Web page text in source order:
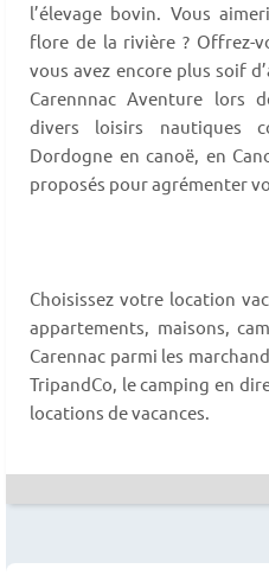
l’élevage bovin. Vous
flore de la rivière ? Offrez-
vous avez encore plus soif
Carennnac Aventure lors
divers loisirs nautiques
Dordogne en canoë, en
proposés pour agrémenter
Choisissez votre location
appartements, maisons,
Carennac parmi les
TripandCo, le camping en
locations de vacances.